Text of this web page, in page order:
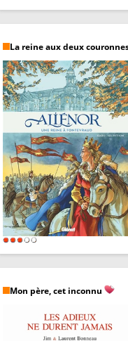
La reine aux deux
Mon père, cet inconnu